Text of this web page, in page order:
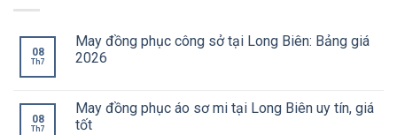
08
Th7
May đồng phục công sở tại Long Biên: Bảng giá
2026
08
Th7
May đồng phục áo sơ mi tại Long Biên uy tín, giá
tốt